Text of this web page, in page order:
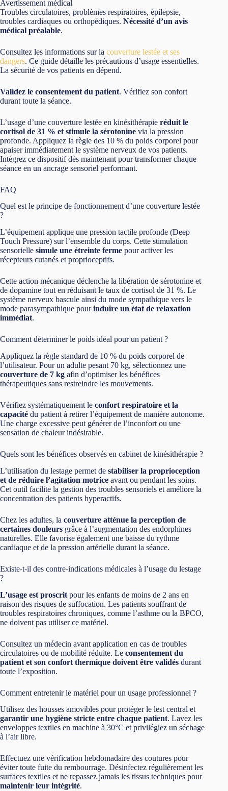
Avertissement médical
Troubles circulatoires, problèmes respiratoires, épilepsie,
troubles cardiaques ou orthopédiques. Nécessité d’un avis
médical préalable.
Consultez les informations sur la couverture lestée et ses
dangers. Ce guide détaille les précautions d’usage essentielles.
La sécurité de vos patients en dépend.
Validez le consentement du patient. Vérifiez son confort
durant toute la séance.
L’usage d’une couverture lestée en kinésithérapie réduit le
cortisol de 31 % et stimule la sérotonine via la pression
profonde. Appliquez la règle des 10 % du poids corporel pour
apaiser immédiatement le système nerveux de vos patients.
Intégrez ce dispositif dès maintenant pour transformer chaque
séance en un ancrage sensoriel performant.
FAQ
Quel est le principe de fonctionnement d’une couverture lestée
?
L’équipement applique une pression tactile profonde (Deep
Touch Pressure) sur l’ensemble du corps. Cette stimulation
sensorielle simule une étreinte ferme pour activer les
récepteurs cutanés et proprioceptifs.
Cette action mécanique déclenche la libération de sérotonine et
de dopamine tout en réduisant le taux de cortisol de 31 %. Le
système nerveux bascule ainsi du mode sympathique vers le
mode parasympathique pourinduire un état de relaxation
immédiat.
Comment déterminer le poids idéal pour un patient ?
Appliquez la règle standard de 10 % du poids corporel de
l’utilisateur. Pour un adulte pesant 70 kg, sélectionnez une
couverture de 7 kg afin d’optimiser les bénéfices
thérapeutiques sans restreindre les mouvements.
Vérifiez systématiquement le confort respiratoire et la
capacité du patient à retirer l’équipement de manière autonome.
Une charge excessive peut générer de l’inconfort ou une
sensation de chaleur indésirable.
Quels sont les bénéfices observés en cabinet de kinésithérapie ?
L’utilisation du lestage permet de stabiliser la proprioception
et de réduire l’agitation motrice avant ou pendant les soins.
Cet outil facilite la gestion des troubles sensoriels et améliore la
concentration des patients hyperactifs.
Chez les adultes, la couverture atténue la perception de
certaines douleurs grâce à l’augmentation des endorphines
naturelles. Elle favorise également une baisse du rythme
cardiaque et de la pression artérielle durant la séance.
Existe-t-il des contre-indications médicales à l’usage du lestage
?
L’usage est proscrit pour les enfants de moins de 2 ans en
raison des risques de suffocation. Les patients souffrant de
troubles respiratoires chroniques, comme l’asthme ou la BPCO,
ne doivent pas utiliser ce matériel.
Consultez un médecin avant application en cas de troubles
circulatoires ou de mobilité réduite. Le consentement du
patient et son confort thermique doivent être validés durant
toute l’exposition.
Comment entretenir le matériel pour un usage professionnel ?
Utilisez des housses amovibles pour protéger le lest central et
garantir une hygiène stricte entre chaque patient. Lavez les
enveloppes textiles en machine à 30°C et privilégiez un séchage
à l’air libre.
Effectuez une vérification hebdomadaire des coutures pour
éviter toute fuite du rembourrage. Désinfectez régulièrement les
surfaces textiles et ne repassez jamais les tissus techniques pour
maintenir leur intégrité.